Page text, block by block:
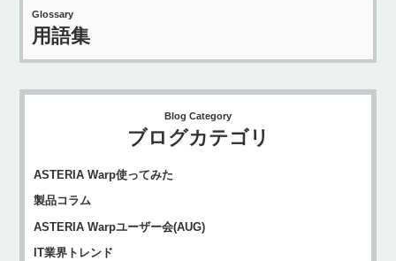
Glossary
用語集
Blog Category
ブログカテゴリ
ASTERIA Warp使ってみた
製品コラム
ASTERIA Warpユーザー会(AUG)
IT業界トレンド